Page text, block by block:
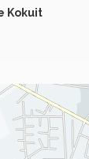
Kokuit